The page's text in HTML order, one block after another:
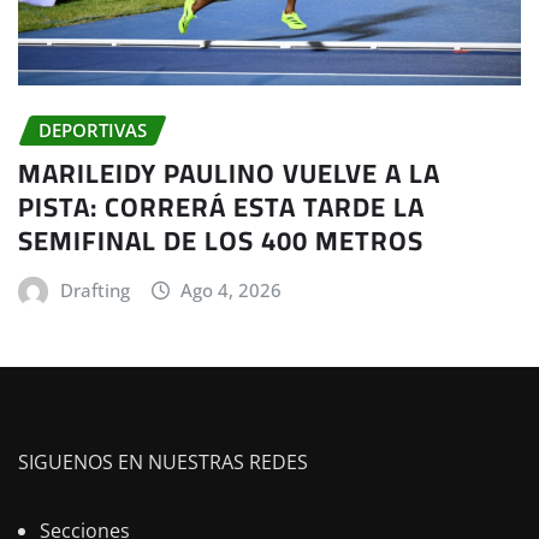
DEPORTIVAS
MARILEIDY PAULINO VUELVE A LA
PISTA: CORRERÁ ESTA TARDE LA
SEMIFINAL DE LOS 400 METROS
Drafting Ago 4, 2026
SIGUENOS EN NUESTRAS REDES
Secciones